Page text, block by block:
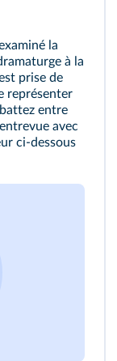
la
à la
prise de
représenter
entre
avec
ci‑dessous